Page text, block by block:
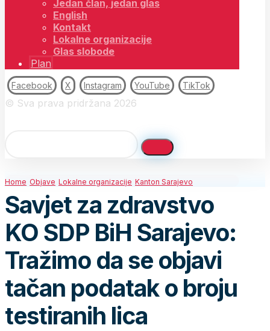
Jedan član, jedan glas
English
Kontakt
Lokalne organizacije
Glas slobode
Plan
Facebook X Instagram YouTube TikTok
© Sva prava pridržana 2026
Home Objave Lokalne organizacije Kanton Sarajevo
Savjet za zdravstvo
KO SDP BiH Sarajevo:
Tražimo da se objavi
tačan podatak o broju
testiranih lica